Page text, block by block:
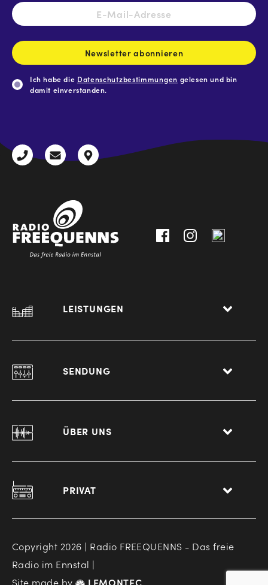
E-
Mail-
Newsletter abonnieren
Ich habe die Datenschutzbestimmungen gelesen und bin
damit einverstanden.
+43
radio@freequenns.at
Kulturhausstraße
LEISTUNGEN
SENDUNG
ÜBER UNS
PRIVAT
Copyright 2026 | Radio FREEQUENNS - Das freie
Radio im Ennstal |
Site made by
LEMONTEC